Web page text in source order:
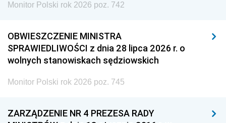
Monitor Polski rok 2026 poz. 742
OBWIESZCZENIE MINISTRA
SPRAWIEDLIWOŚCI z dnia 28 lipca 2026 r. o
wolnych stanowiskach sędziowskich
Monitor Polski rok 2026 poz. 745
ZARZĄDZENIE NR 4 PREZESA RADY